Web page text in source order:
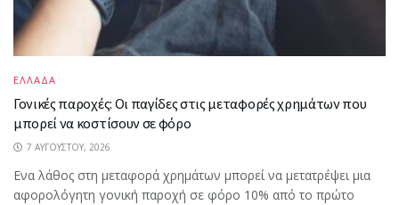
ΕΛΛΑΔΑ
Γονικές παροχές: Οι παγίδες στις μεταφορές χρημάτων που
μπορεί να κοστίσουν σε φόρο
7 ΑΥΓΟΎΣΤΟΥ, 2026
Ενα λάθος στη μεταφορά χρημάτων μπορεί να μετατρέψει μια
αφορολόγητη γονική παροχή σε φόρο 10% από το πρώτο